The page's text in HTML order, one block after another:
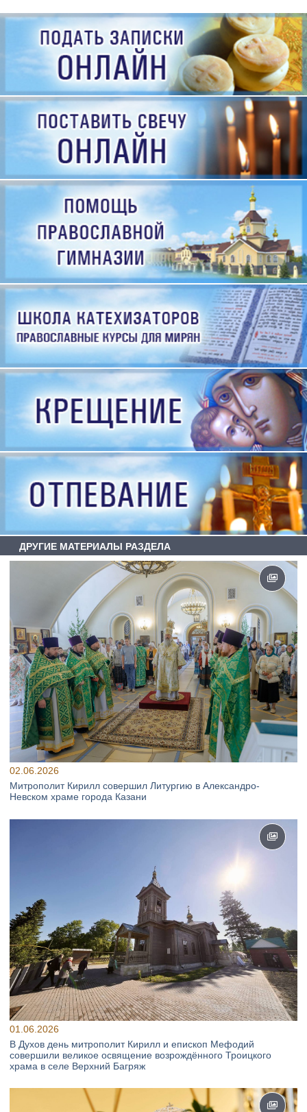
ДРУГИЕ МАТЕРИАЛЫ РАЗДЕЛА
02.06.2026
Митрополит Кирилл совершил Литургию в Александро-
Невском храме города Казани
01.06.2026
В Духов день митрополит Кирилл и епископ Мефодий
совершили великое освящение возрождённого Троицкого
храма в селе Верхний Багряж